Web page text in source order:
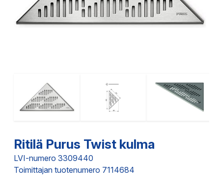
Ritilä Purus Twist kulma
LVI-numero 3309440
Toimittajan tuotenumero 7114684